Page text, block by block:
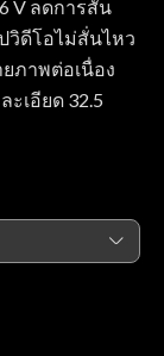
V ลดการสั่น
วิดีโอไม่สั่นไหว
ภาพต่อเนื่อง
เอียด 32.5